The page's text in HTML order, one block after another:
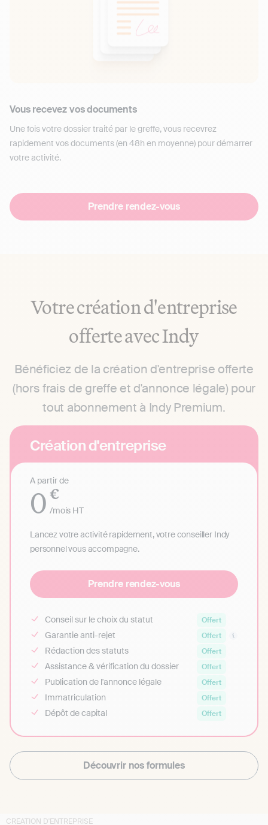
Vous recevez vos documents
Une fois votre dossier traité par le greffe, vous recevrez
rapidement vos documents (en 48h en moyenne) pour démarrer
votre activité.
Prendre rendez-vous
Votre création d'entreprise
offerte avec Indy
Bénéficiez de la création d'entreprise offerte
(hors frais de greffe et d'annonce légale) pour
tout abonnement à Indy Premium.
Création d'entreprise
A partir de
0 €
/mois HT
Lancez votre activité rapidement, votre conseiller Indy
personnel vous accompagne.
Prendre rendez-vous
Conseil sur le choix du statut Offert
Garantie anti-rejet Offert
Rédaction des statuts Offert
Assistance & vérification du dossier Offert
Publication de l'annonce légale Offert
Immatriculation Offert
Dépôt de capital Offert
Découvrir nos formules
CRÉATION D'ENTREPRISE